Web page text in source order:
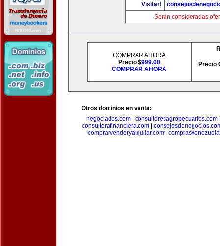
Visitar!
Serán consideradas
COMPRAR AHORA
Precio $999.00
COMPRAR AHORA
Precio
Otros dominios en venta:
negociados.com
consultoresagropecuarios.com
consultorafinanciera.com|
comprarvenderyalquilar.com|